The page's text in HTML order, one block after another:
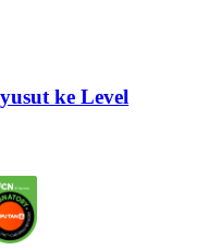
ke Level